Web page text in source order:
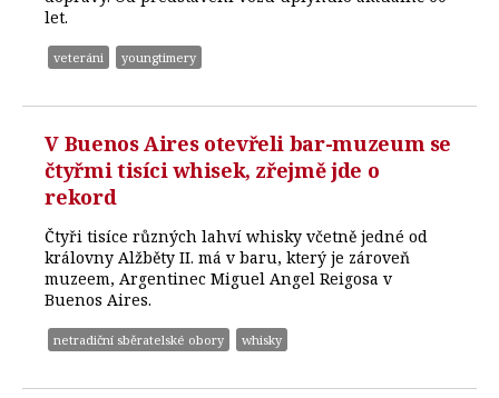
let.
veteráni youngtimery
V Buenos Aires otevřeli bar-muzeum se
čtyřmi tisíci whisek, zřejmě jde o
rekord
Čtyři tisíce různých lahví whisky včetně jedné od
královny Alžběty II. má v baru, který je zároveň
muzeem, Argentinec Miguel Angel Reigosa v
Buenos Aires.
netradiční sběratelské obory whisky